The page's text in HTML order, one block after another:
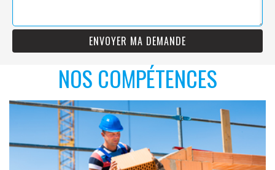
NOS COMPÉTENCES